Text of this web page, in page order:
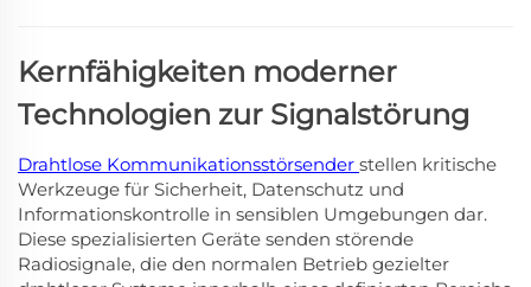
Kernfähigkeiten moderner
Technologien zur Signalstörung
Drahtlose Kommunikationsstörsender stellen kritische
Werkzeuge für Sicherheit, Datenschutz und
Informationskontrolle in sensiblen Umgebungen dar.
Diese spezialisierten Geräte senden störende
Radiosignale, die den normalen Betrieb gezielter